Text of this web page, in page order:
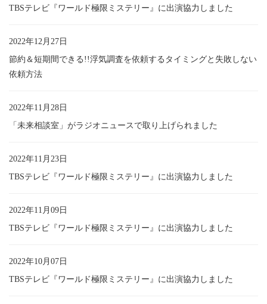
TBSテレビ『ワールド極限ミステリー』に出演協力しました
2022年12月27日
節約＆短期間できる!!浮気調査を依頼するタイミングと失敗しない
依頼方法
2022年11月28日
「未来相談室」がラジオニュースで取り上げられました
2022年11月23日
TBSテレビ『ワールド極限ミステリー』に出演協力しました
2022年11月09日
TBSテレビ『ワールド極限ミステリー』に出演協力しました
2022年10月07日
TBSテレビ『ワールド極限ミステリー』に出演協力しました